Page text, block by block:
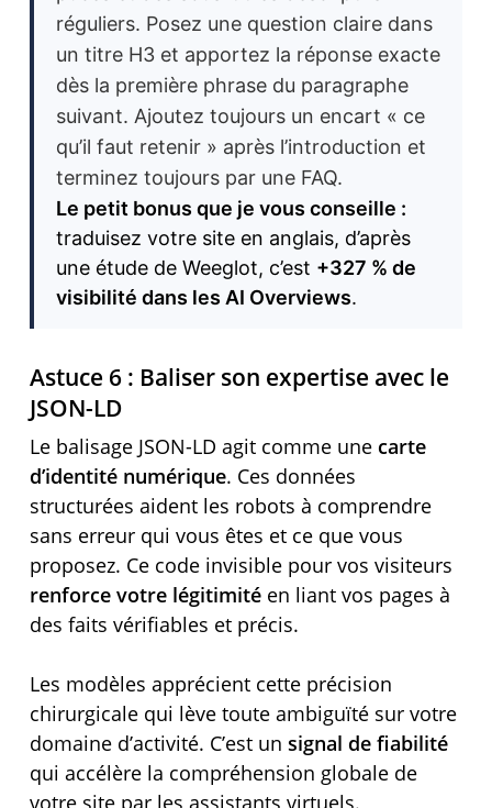
réguliers. Posez une question claire dans
un titre H3 et apportez la réponse exacte
dès la première phrase du paragraphe
suivant. Ajoutez toujours un encart « ce
qu’il faut retenir » après l’introduction et
terminez toujours par une FAQ.
Le petit bonus que je vous conseille :
traduisez votre site en anglais, d’après
une étude de Weeglot, c’est +327 % de
visibilité dans les AI Overviews.
Astuce 6 : Baliser son expertise avec le
JSON-LD
Le balisage JSON-LD agit comme une carte
d’identité numérique. Ces données
structurées aident les robots à comprendre
sans erreur qui vous êtes et ce que vous
proposez. Ce code invisible pour vos visiteurs
renforce votre légitimitéen liant vos pages à
des faits vérifiables et précis.
Les modèles apprécient cette précision
chirurgicale qui lève toute ambiguïté sur votre
domaine d’activité. C’est un signal de fiabilité
qui accélère la compréhension globale de